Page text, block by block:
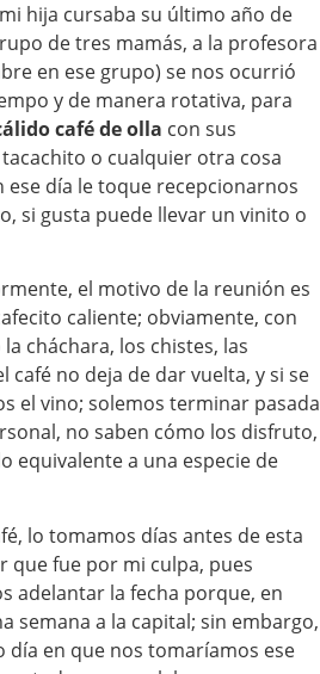
hija cursaba su último año de
de tres mamás, a la profesora
en ese grupo) se nos ocurrió
y de manera rotativa, para
café de olla con sus
o cualquier otra cosa
ese día le toque recepcionarnos
si gusta puede llevar un vinito o
el motivo de la reunión es
caliente; obviamente, con
cháchara, los chistes, las
café no deja de dar vuelta, y si se
el vino; solemos terminar pasada
no saben cómo los disfruto,
equivalente a una especie de
lo tomamos días antes de esta
que fue por mi culpa, pues
adelantar la fecha porque, en
semana a la capital; sin embargo,
día en que nos tomaríamos ese